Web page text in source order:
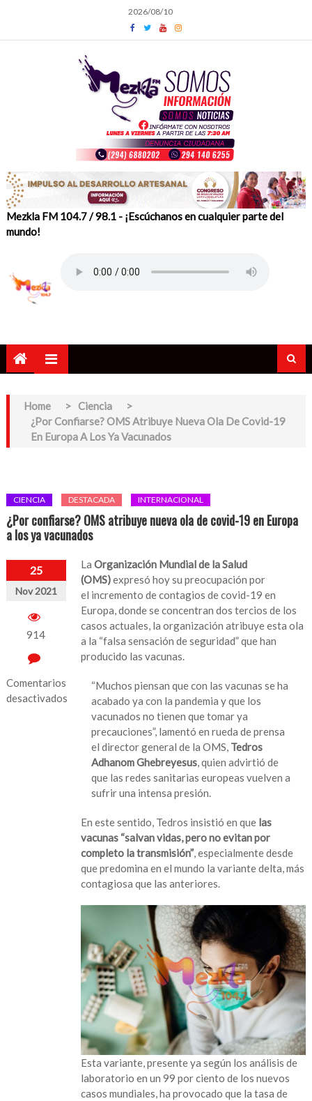
content
2026/08/10
Mezkla FM 104.7 / 98.1 - ¡Escúchanos en cualquier parte del
mundo!
Home > Ciencia
>
¿Por Confiarse? OMS Atribuye Nueva Ola De Covid-19
En Europa A Los Ya Vacunados
CIENCIA DESTACADA INTERNACIONAL
¿Por confiarse? OMS atribuye nueva ola de covid-19 en Europa
a los ya vacunados
25
Nov 2021
914
Comentarios
desactivados
LaOrganización Mundial de la Salud
(OMS)expresó hoy su preocupación por
el incremento de contagios de covid-19 en
Europa, donde se concentran dos tercios de los
casos actuales, la organización atribuye esta ola
a la “falsa sensación de seguridad” que han
producido las vacunas.
“Muchos piensan que con las vacunas se ha
acabado ya con la pandemia y que los
vacunados no tienen que tomar ya
precauciones”, lamentó en rueda de prensa
el director general de la OMS, Tedros
Adhanom Ghebreyesus , quien advirtió de
que las redes sanitarias europeas vuelven a
sufrir una intensa presión.
En este sentido, Tedros insistió en que las
vacunas “salvan vidas, pero no evitan por
completo la transmisión” , especialmente desde
que predomina en el mundo la variante delta, más
contagiosa que las anteriores.
Esta variante, presente ya según los análisis de
laboratorio en un 99 por ciento de los nuevos
casos mundiales, ha provocado que la tasa de